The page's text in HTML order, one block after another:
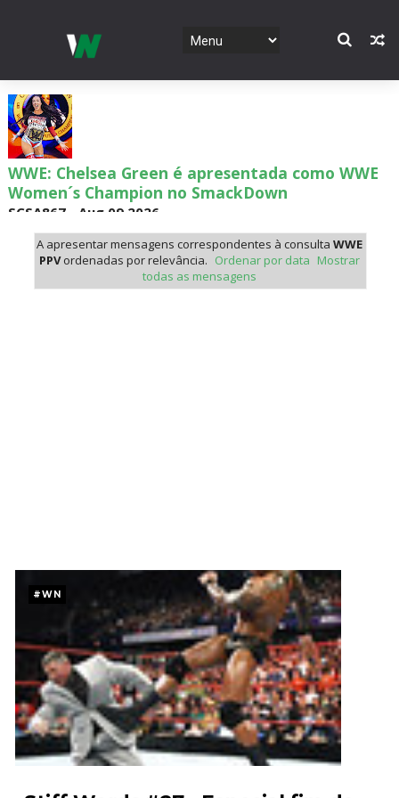
WWE: Chelsea Green é apresentada como WWE
Women´s Champion no SmackDown
SCSA867- Aug 09 2026
WWE: WWE revela bracket do torneio por World
WWE: WWE anuncia estreia histórica do Raw na
Irlanda
SCSA867- Aug 08 2026
AEW: Buddy Matthews já está apto a regressar
A apresentar mensagens correspondentes à consulta WWE
PPVordenadas por relevância. Ordenar por data Mostrar
todas as mensagens
#WN